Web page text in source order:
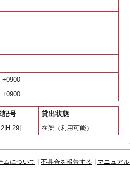
+0900
+0900
記号 貸出状態
29| 在架（利用可能）
ムについて 不具合を報告する
マニュアル